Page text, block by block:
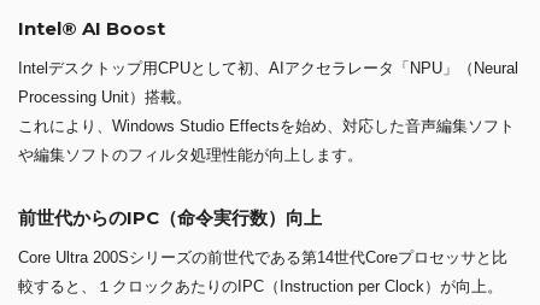
Intel® AI Boost
Intelデスクトップ用CPUとして初、AIアクセラレータ「NPU」（Neural
Processing Unit）搭載。
これにより、Windows Studio Effectsを始め、対応した音声編集ソフト
や編集ソフトのフィルタ処理性能が向上します。
前世代からのIPC（命令実行数）向上
Core Ultra 200Sシリーズの前世代である第14世代Coreプロセッサと比
較すると、１クロックあたりのIPC（Instruction per Clock）が向上。